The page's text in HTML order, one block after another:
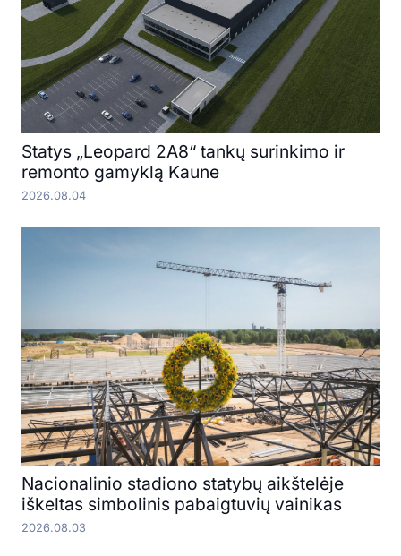
Statys „Leopard 2A8“ tankų surinkimo ir
remonto gamyklą Kaune
2026.08.04
Nacionalinio stadiono statybų aikštelėje
iškeltas simbolinis pabaigtuvių vainikas
2026.08.03